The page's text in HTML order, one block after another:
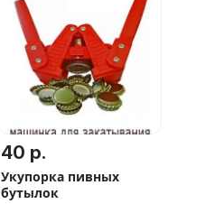
40 р.
Укупорка пивных
бутылок